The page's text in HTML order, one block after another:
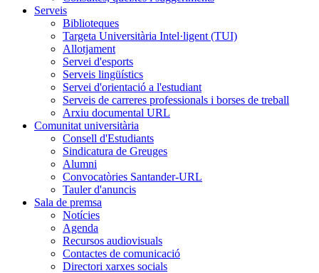
Serveis
Biblioteques
Targeta Universitària Intel·ligent (TUI)
Allotjament
Servei d'esports
Serveis lingüístics
Servei d'orientació a l'estudiant
Serveis de carreres professionals i borses de treball
Arxiu documental URL
Comunitat universitària
Consell d'Estudiants
Sindicatura de Greuges
Alumni
Convocatòries Santander-URL
Tauler d'anuncis
Sala de premsa
Notícies
Agenda
Recursos audiovisuals
Contactes de comunicació
Directori xarxes socials